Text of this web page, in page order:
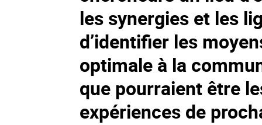
les synergies et les
d’identifier les
optimale à la
que pourraient être
expériences de